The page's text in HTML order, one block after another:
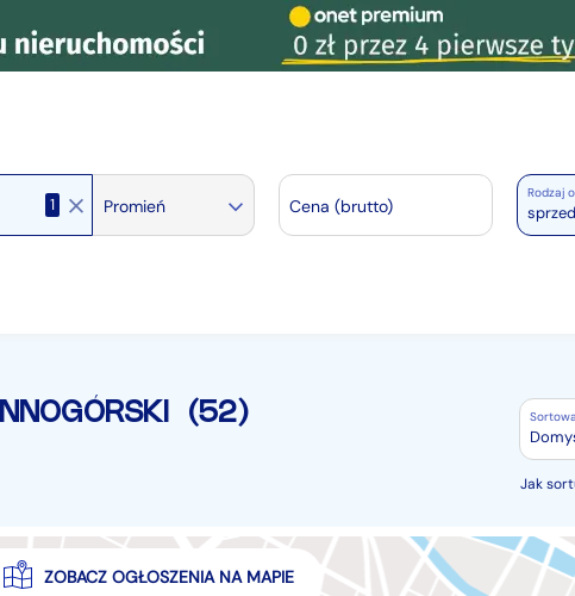
1 Promień Cena (brutto)
Rodzaj
(52)
Jak
ZOBACZ OGŁOSZENIA NA MAPIE